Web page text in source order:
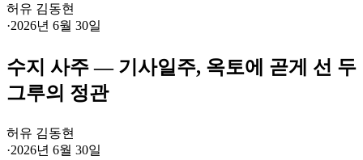
허유 김동현
·2026년 6월 30일
수지 사주 — 기사일주, 옥토에 곧게 선 두
그루의 정관
허유 김동현
·2026년 6월 30일